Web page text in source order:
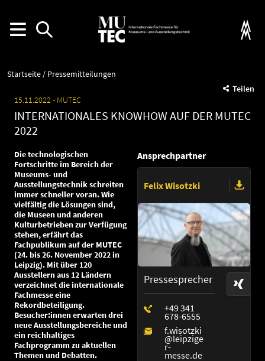
Startseite
Pressemitteilungen
Teilen
15.11.2022
MUTEC
INTERNATIONALES KNOWHOW AUF DER MUTEC
2022
Die technologischen
Fortschritte im Bereich der
Museums- und
Ausstellungstechnik schreiten
immer schneller voran. Wie
vielfältig die Lösungen sind,
die Museen und anderen
Kulturbetrieben zur Verfügung
stehen, erfährt das
Fachpublikum auf der MUTEC
(24. bis 26. November 2022 in
Leipzig). Mit über 120
Ausstellern aus 12 Ländern
verzeichnet die internationale
Fachmesse eine
Rekordbeteiligung.
Besucher:innen erwarten drei
neue Ausstellungsbereiche und
ein reichhaltiges
Fachprogramm zu aktuellen
Themen und Debatten.
Ansprechpartner
Felix Wisotzki
Pressesprecher